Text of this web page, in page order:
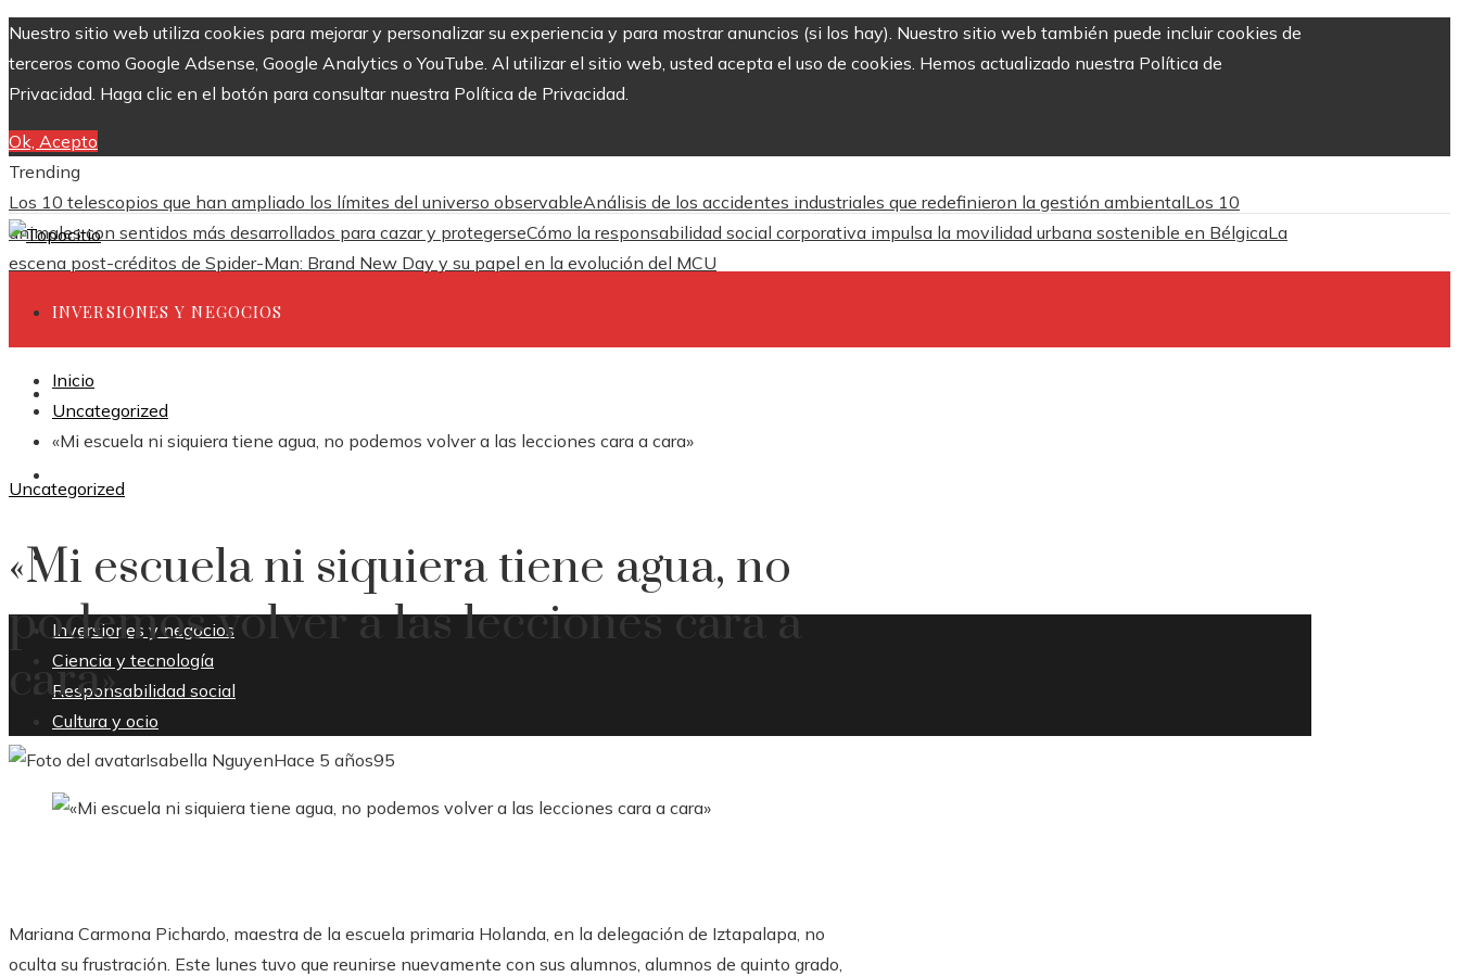
Nuestro sitio web utiliza cookies para mejorar y personalizar su experiencia y para mostrar anuncios (si los hay). Nuestro sitio web también puede incluir cookies de
terceros como Google Adsense, Google Analytics o YouTube. Al utilizar el sitio web, usted acepta el uso de cookies. Hemos actualizado nuestra Política de
Privacidad. Haga clic en el botón para consultar nuestra Política de Privacidad.
Ok, Acepto
Trending
Los 10 telescopios que han ampliado los límites del universo observableAnálisis de los accidentes industriales que redefinieron la gestión ambientalLos 10
animales con sentidos más desarrollados para cazar y protegerseCómo la responsabilidad social corporativa impulsa la movilidad urbana sostenible en BélgicaLa
escena post-créditos de Spider-Man: Brand New Day y su papel en la evolución del MCU
INVERSIONES Y NEGOCIOS
CIENCIA Y TECNOLOGÍA
CULTURA Y OCIO
Inversiones y negocios
Ciencia y tecnología
Responsabilidad social
Cultura y ocio
Inicio
Uncategorized
«Mi escuela ni siquiera tiene agua, no podemos volver a las lecciones cara a cara»
Uncategorized
«Mi escuela ni siquiera tiene agua, no
podemos volver a las lecciones cara a
cara»
Isabella NguyenHace 5 años95
Mariana Carmona Pichardo, maestra de la escuela primaria Holanda, en la delegación de Iztapalapa, no
oculta su frustración. Este lunes tuvo que reunirse nuevamente con sus alumnos, alumnos de quinto grado,